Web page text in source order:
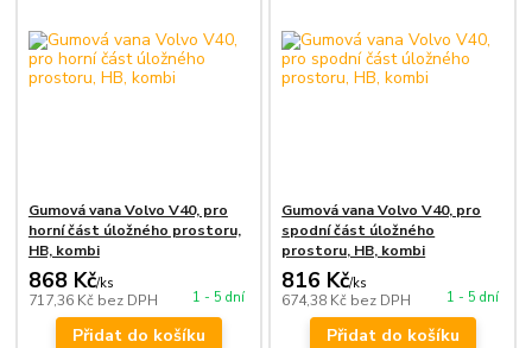
Gumová vana Volvo V40, pro
horní část úložného prostoru,
HB, kombi
868 Kč/ks
717,36 Kč bez DPH 1 - 5 dní
Přidat do košíku
Gumová vana Volvo V40, pro
spodní část úložného
prostoru, HB, kombi
816 Kč/ks
674,38 Kč bez DPH 1 - 5 dní
Přidat do košíku